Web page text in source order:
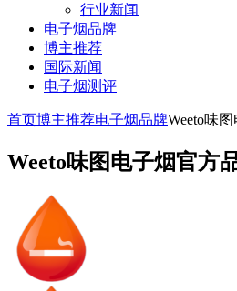
行业新闻
电子烟品牌
博主推荐
国际新闻
电子烟测评
首页博主推荐电子烟品牌Weeto味
Weeto味图电子烟官方